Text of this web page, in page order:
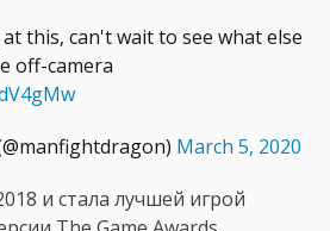
this, can't wait to see what else
off-camera
March 5, 2020
и стала лучшей игрой